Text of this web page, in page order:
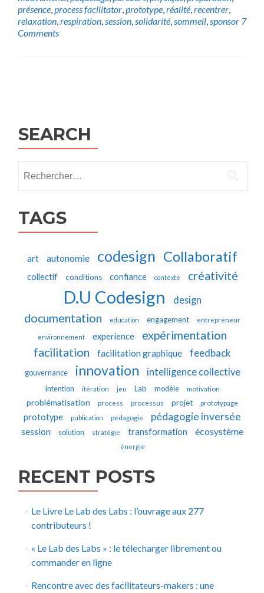
présence,process facilitator,prototype,réalité,recentrer,
relaxation,respiration,session,solidarité,sommeil,sponsor 7
Comments
SEARCH
TAGS
art autonomie codesign Collaboratif
collectif conditions confiance contexte créativité
D.U Codesign design
documentation education engagement entrepreneur
environnement experience
expérimentation
facilitation
facilitation graphique feedback
gouvernance innovation intelligence collective
intention itération jeu Lab modèle motivation
problématisation process processus projet prototypage
prototype publication pédagogie pédagogie inversée
session solution stratégie transformation écosystème
énergie
RECENT POSTS
Le Livre Le Lab des Labs : l’ouvrage aux 277
contributeurs !
« Le Lab des Labs » : le télecharger librement ou
commander en ligne
Rencontre avec des facilitateurs-makers : une